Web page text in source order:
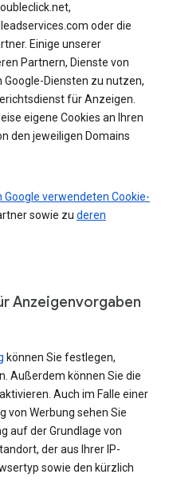
oder die
Einige unserer
Partnern, Dienste von
Diensten zu nutzen,
für Anzeigen.
eigene Cookies an Ihren
den jeweiligen Domains
Google verwendeten Cookie-
sowie zu deren
Anzeigenvorgaben
können Sie festlegen,
Außerdem können Sie die
Auch im Falle einer
von Werbung sehen Sie
auf der Grundlage von
der aus Ihrer IP-
sowie den kürzlich